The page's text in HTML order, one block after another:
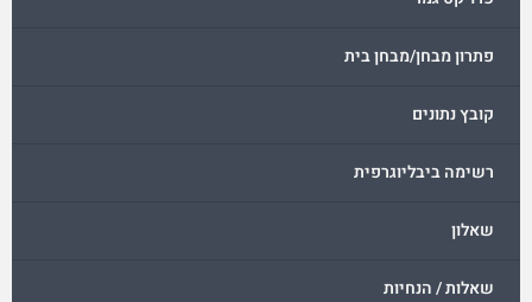
פתרון מבחן/מבחן בית
קובץ נתונים
רשימה ביבליוגרפית
שאלון
שאלות / הנחיות